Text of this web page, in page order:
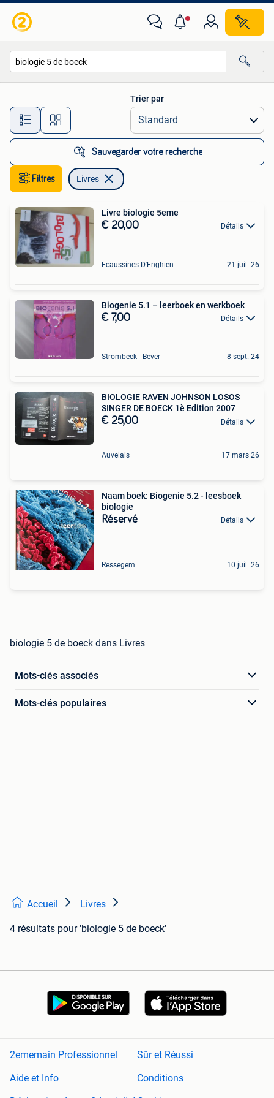
Toutes les distances…
Trier par
Sauvegarder votre recherche
Filtres Livres
Livre biologie 5eme
€ 20,00 Détails
Ecaussines-D'Enghien 21 juil. 26
Biogenie 5.1 – leerboek en werkboek
€ 7,00 Détails
Strombeek - Bever 8 sept. 24
BIOLOGIE RAVEN JOHNSON LOSOS
SINGER DE BOECK 1è Edition 2007
€ 25,00 Détails
Auvelais 17 mars 26
Naam boek: Biogenie 5.2 - leesboek
biologie
Réservé Détails
Ressegem 10 juil. 26
biologie 5 de boeck dans Livres
Mots-clés associés
Mots-clés populaires
Accueil Livres
4 résultats pour 'biologie 5 de boeck'
2ememain Professionnel
Sûr et Réussi
Aide et Info
Conditions